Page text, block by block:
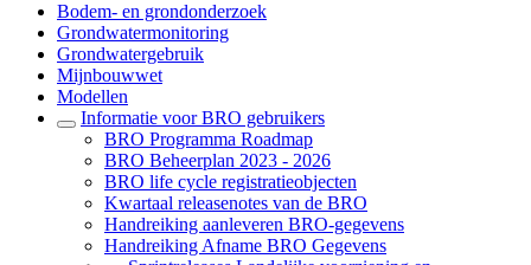
Bodem- en grondonderzoek
Grondwatermonitoring
Grondwatergebruik
Mijnbouwwet
Modellen
Informatie voor BRO gebruikers
BRO Programma Roadmap
BRO Beheerplan 2023 - 2026
BRO life cycle registratieobjecten
Kwartaal releasenotes van de BRO
Handreiking aanleveren BRO-gegevens
Handreiking Afname BRO Gegevens